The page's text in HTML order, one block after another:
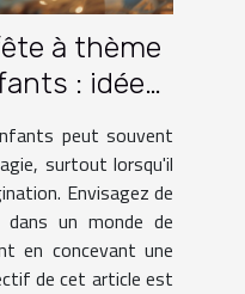
à thème
: idées
peut souvent
surtout lorsqu'il
Envisagez de
un monde de
en concevant une
de cet article est